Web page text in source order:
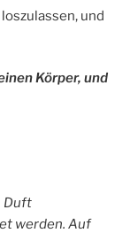
und
Körper, und
Duft
werden. Auf